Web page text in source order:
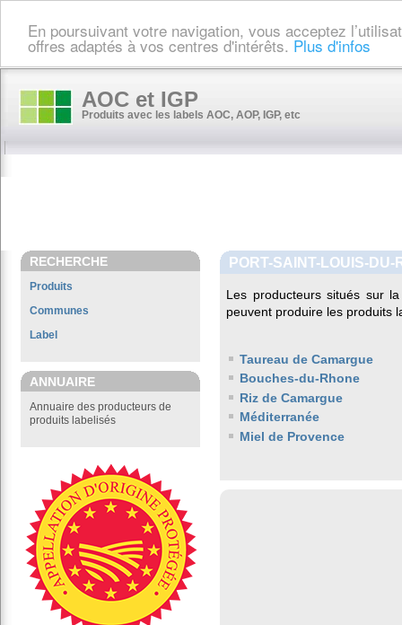
En poursuivant votre navigation, vous acceptez
offres adaptés à vos centres d'intérêts. Plus d'infos
AOC et IGP
Produits avec les labels AOC, AOP, IGP, etc
RECHERCHE
Produits
Communes
Label
ANNUAIRE
Annuaire des producteurs de
produits labelisés
PORT-SAINT-LOUIS-DU-
Les producteurs situés sur
peuvent produire les produits
Taureau de Camargue
Bouches-du-Rhone
Riz de Camargue
Méditerranée
Miel de Provence